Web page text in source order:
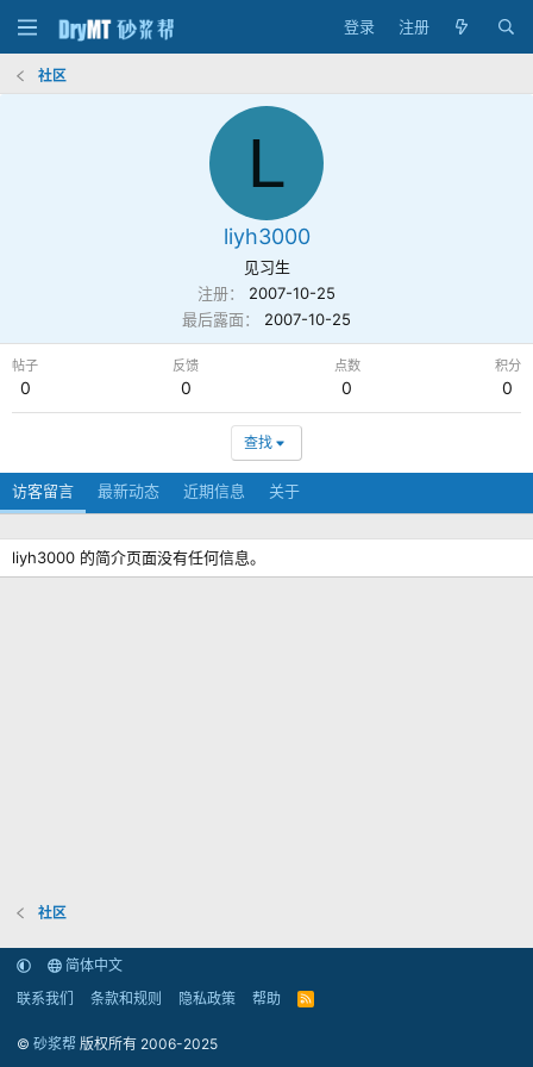
登录 注册
社区
L
liyh3000
见习生
注册
2007-10-25
最后露面
2007-10-25
帖子
0
反馈
0
点数
0
积分
0
查找
访客留言 最新动态 近期信息 关于
liyh3000 的简介页面没有任何信息。
社区
简体中文
联系我们
条款和规则 隐私政策 帮助
R
© 砂浆帮 版权所有 2006-2025